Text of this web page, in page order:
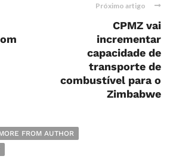
Próximo artigo
CPMZ vai
incrementar
capacidade de
transporte de
combustível para o
Zimbabwe
FROM AUTHOR